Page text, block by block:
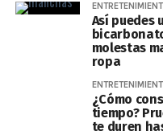
Así puedes
molestas
ropa
¿Cómo
tiempo?
te duren